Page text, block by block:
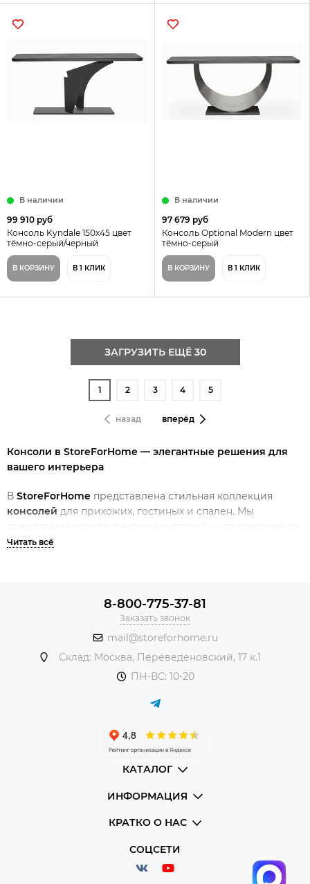
В наличии
99 910 руб
Консоль Kyndale 150х45 цвет
тёмно-серый/черный
В КОРЗИНУ В 1 КЛИК
В наличии
97 679 руб
Консоль Optional Modern цвет
тёмно-серый
В КОРЗИНУ В 1 КЛИК
ЗАГРУЗИТЬ ЕЩЁ 30
назад
1 2 3 4 5
вперёд
Консоли в StoreForHome — элегантные решения для
вашего интерьера
В StoreForHome представлена стильная коллекция
консолей для прихожих, гостиных и спален. Мы
современного дизайна — по
Экономия пространства— компактные размеры
— модели с полками и ящиками
Стильное дополнение— завершающий штрих
интерьера
Разнообразие дизайнов— дерево, металл, стекло,
— для прихожих, гостиных,
Популярные коллекции
Для традиционных интерьеров
8-800-775-37-81
Заказать звонок
mail@storeforhome.ru
Склад: Москва, Переведеновский, 17 к.1
ПН-ВС: 10-20
КАТАЛОГ
ИНФОРМАЦИЯ
КРАТКО О НАС
СОЦСЕТИ